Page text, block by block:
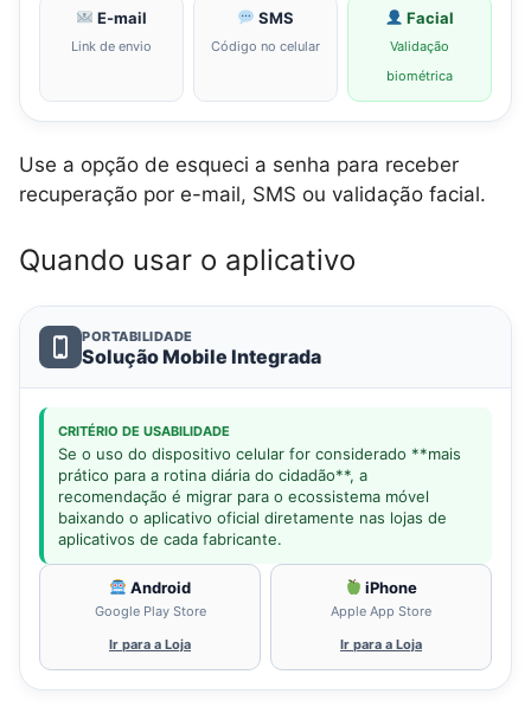
E-mail
Link de envio
SMS
Código no celular
Facial
Validação
biométrica
Use a opção de esqueci a senha para receber
recuperação por e-mail, SMS ou validação facial.
Quando usar o aplicativo
PORTABILIDADE
Solução Mobile Integrada
CRITÉRIO DE USABILIDADE
Se o uso do dispositivo celular for considerado **mais
prático para a rotina diária do cidadão**, a
recomendação é migrar para o ecossistema móvel
baixando o aplicativo oficial diretamente nas lojas de
aplicativos de cada fabricante.
Android
Google Play Store
Ir para a Loja
iPhone
Apple App Store
Ir para a Loja